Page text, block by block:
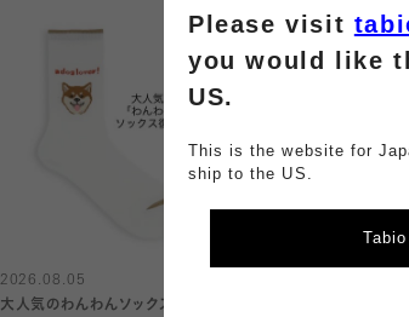
2026.08.05
大人気のわんわんソックス復活‼️
Please visit
you would like
US.
This is the website for
ship to the US.